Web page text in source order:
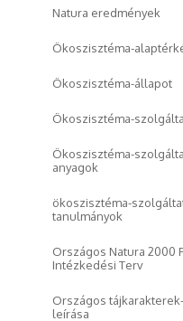
Natura eredmények
Ökoszisztéma-
Ökoszisztéma-állapot
Ökoszisztéma-
Ökoszisztéma-
anyagok
ökoszisztéma-
tanulmányok
Országos Natura 2000
Intézkedési Terv
Országos
leírása